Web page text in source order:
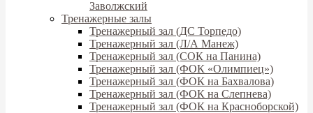
Заволжский
Тренажерные залы
Тренажерный зал (ДС Торпедо)
Тренажерный зал (Л/А Манеж)
Тренажерный зал (СОК на Панина)
Тренажерный зал (ФОК «Олимпиец»)
Тренажерный зал (ФОК на Бахвалова)
Тренажерный зал (ФОК на Слепнева)
Тренажерный зал (ФОК на Красноборской)